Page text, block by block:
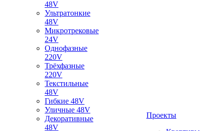
48V
Ультратонкие
48V
Микротрековые
24V
Однофазные
220V
Трёхфазные
220V
Текстильные
48V
Гибкие 48V
Уличные 48V
Декоративные
48V
Проекты